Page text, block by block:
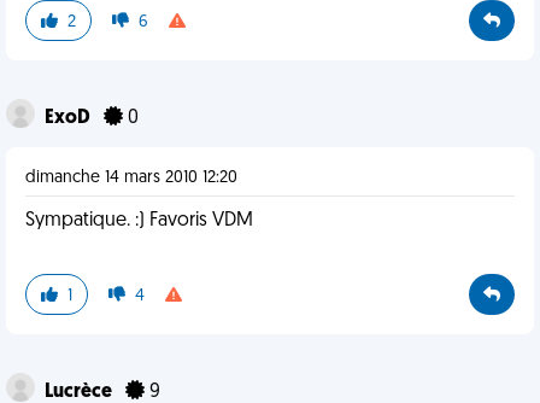
2 6
ExoD 0
dimanche 14 mars 2010 12:20
Sympatique. :) Favoris VDM
1 4
Lucrèce 9